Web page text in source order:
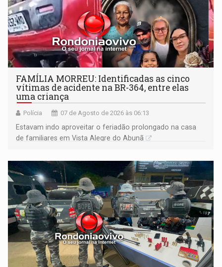
FAMÍLIA MORREU: Identificadas as cinco
vítimas de acidente na BR-364, entre elas
uma criança
Polícia 07 de Agosto de 2026 às 06:13
Estavam indo aproveitar o feriadão prolongado na casa
de familiares em Vista Alegre do Abunã